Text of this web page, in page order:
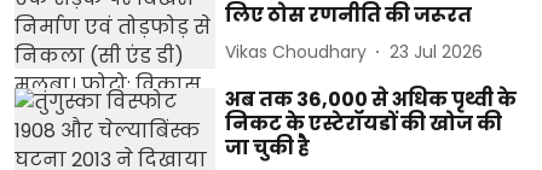
लिए ठोस रणनीति की जरूरत
Vikas Choudhary 23 Jul 2026
अब तक 36,000 से अधिक पृथ्वी के
निकट के एस्टेरॉयडों की खोज की
जा चुकी है